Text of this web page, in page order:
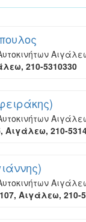
210-5310330
210-
Αιγάλεω, 210-